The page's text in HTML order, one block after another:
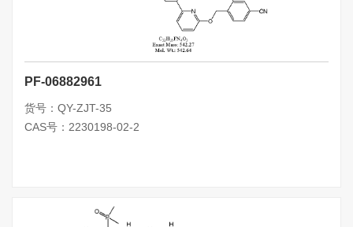
PF-06882961
货号：QY-ZJT-35
CAS号：2230198-02-2